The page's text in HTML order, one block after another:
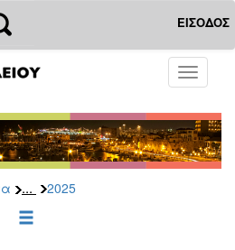
ΕΙΣΟΔΟΣ
Toggle
... 2025